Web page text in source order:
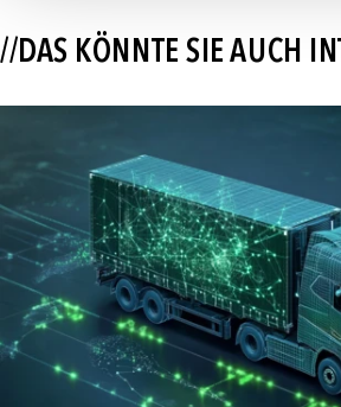
//DAS KÖNNTE SIE AUCH